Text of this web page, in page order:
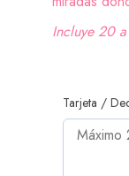
Incluye 20
Tarjeta /